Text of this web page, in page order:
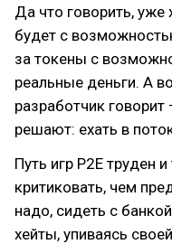
Да что говорить, уже
будет с
за токены с
реальные деньги. А
разработчик
решают: ехать в
Путь игр Р2Е труден
критиковать, чем
надо, сидеть с
хейты, упиваясь